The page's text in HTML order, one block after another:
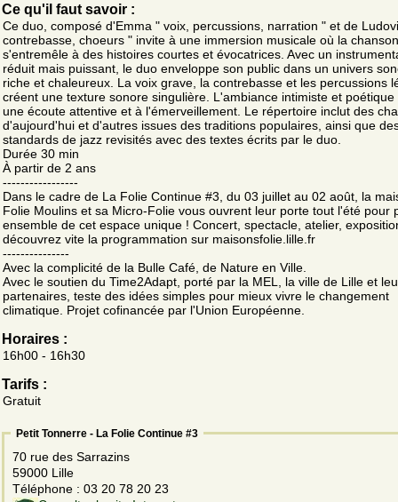
Ce qu'il faut savoir :
Ce duo, composé d'Emma " voix, percussions, narration " et de
contrebasse, choeurs " invite à une immersion musicale où la chanson
s'entremêle à des histoires courtes et évocatrices. Avec un
réduit mais puissant, le duo enveloppe son public dans un univers
riche et chaleureux. La voix grave, la contrebasse et les percussions
créent une texture sonore singulière. L'ambiance intimiste et poétique
une écoute attentive et à l'émerveillement. Le répertoire inclut des
d'aujourd'hui et d'autres issues des traditions populaires, ainsi que
standards de jazz revisités avec des textes écrits par le duo.
Durée 30 min
À partir de 2 ans
-----------------
Dans le cadre de La Folie Continue #3, du 03 juillet au 02 août, la
Folie Moulins et sa Micro-Folie vous ouvrent leur porte tout l'été pour
ensemble de cet espace unique ! Concert, spectacle, atelier,
découvrez vite la programmation sur maisonsfolie.lille.fr
---------------
Avec la complicité de la Bulle Café, de Nature en Ville.
Avec le soutien du Time2Adapt, porté par la MEL, la ville de Lille et
partenaires, teste des idées simples pour mieux vivre le changement
climatique. Projet cofinancée par l'Union Européenne.
Horaires :
16h00 - 16h30
Tarifs :
Gratuit
Petit Tonnerre - La Folie Continue #3
70 rue des Sarrazins
59000 Lille
Téléphone : 03 20 78 20 23